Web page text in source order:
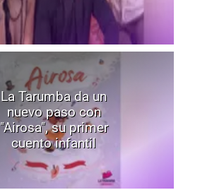
La Tarumba da un
nuevo paso con
"Airosa", su primer
cuento infantil